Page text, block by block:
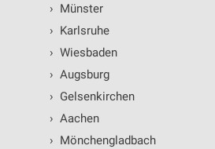
› Münster
› Karlsruhe
› Wiesbaden
› Augsburg
› Gelsenkirchen
› Aachen
› Mönchengladbach